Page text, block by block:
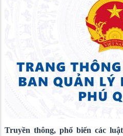
Truyền thông, phổ biến các